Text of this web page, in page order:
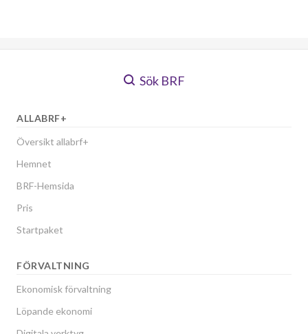
Sök BRF
ALLABRF+
Översikt allabrf+
Hemnet
BRF-Hemsida
Pris
Startpaket
FÖRVALTNING
Ekonomisk förvaltning
Löpande ekonomi